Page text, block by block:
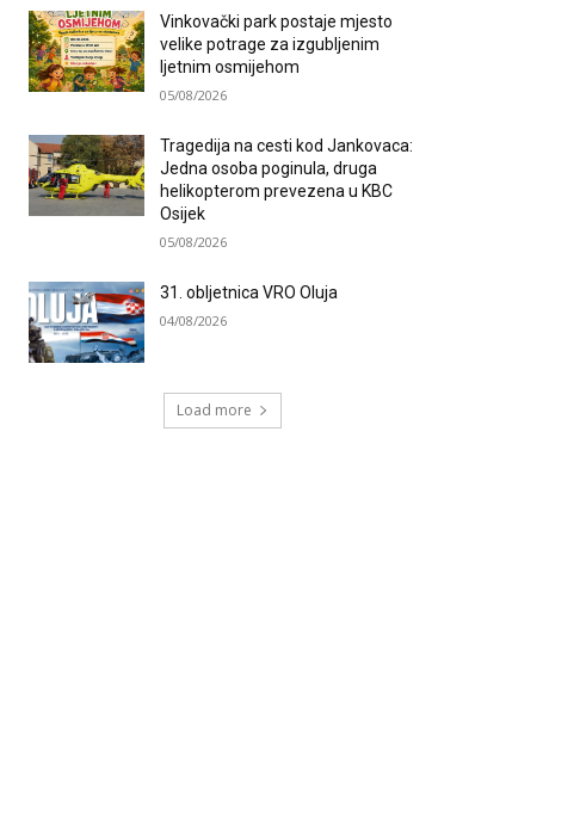
Vinkovački park postaje mjesto
velike potrage za izgubljenim
ljetnim osmijehom
05/08/2026
Tragedija na cesti kod Jankovaca:
Jedna osoba poginula, druga
helikopterom prevezena u KBC
Osijek
05/08/2026
31. obljetnica VRO Oluja
04/08/2026
Load more